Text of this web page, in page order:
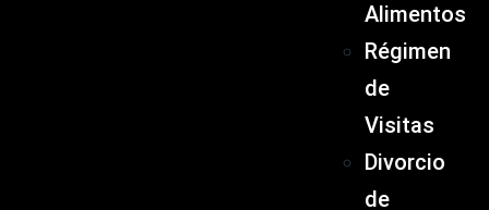
Alimentos
Régimen
de
Visitas
Divorcio
de